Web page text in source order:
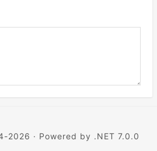
2026 · Powered by .NET 7.0.0